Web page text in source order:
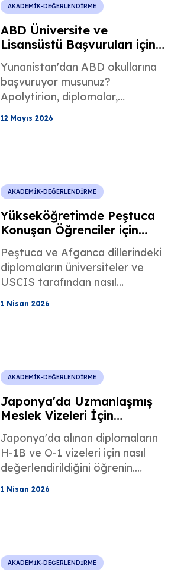
AKADEMİK-DEĞERLENDİRME
ABD Üniversite ve
Lisansüstü Başvuruları için
Yunanca Çeviri
Yunanistan'dan ABD okullarına
başvuruyor musunuz?
Apolytirion, diplomalar,
ölçekleri ve üniversiteye giriş için
12 Mayıs 2026
AKADEMİK-DEĞERLENDİRME
Yükseköğretimde Peştuca
Konuşan Öğrenciler için
Akademik Değerlendirme
Peştuca ve Afganca dillerindeki
diplomaların üniversiteler ve
USCIS tarafından nasıl
değerlendirildiğini öğrenin.
1 Nisan 2026
AKADEMİK-DEĞERLENDİRME
Japonya'da Uzmanlaşmış
Meslek Vizeleri İçin
Akademik Değerlendirme
Japonya'da alınan diplomaların
H-1B ve O-1 vizeleri için nasıl
değerlendirildiğini öğrenin.
Gecikmeleri önlemek için Gakushi
1 Nisan 2026
AKADEMİK-DEĞERLENDİRME